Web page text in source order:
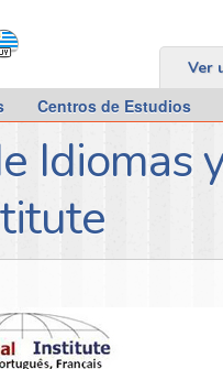
Ver
Centros de Estudios
Idiomas